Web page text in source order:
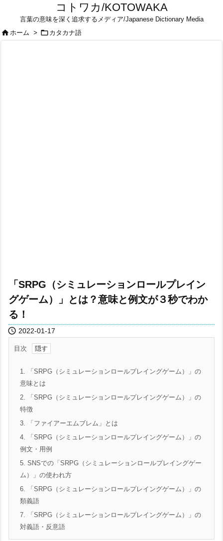
コトワカ/KOTOWAKA
言葉の意味を深く追求するメディア/Japanese Dictionary Media
ホーム >  カタカナ語
「SRPG（シミュレーションロールプレイン
グゲーム）」とは？意味と例文が３秒でわか
る！
 2022-01-17
目次
1. 「SRPG（シミュレーションロールプレイングゲーム）」の
意味とは
2. 「SRPG（シミュレーションロールプレイングゲーム）」の
特徴
3. 「ファイアーエムブレム」とは
4. 「SRPG（シミュレーションロールプレイングゲーム）」の
例文・用例
5. SNSでの「SRPG（シミュレーションロールプレイングゲー
ム）」の使われ方
6. 「SRPG（シミュレーションロールプレイングゲーム）」の
類義語
7. 「SRPG（シミュレーションロールプレイングゲーム）」の
対義語・反意語